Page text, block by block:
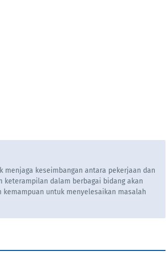
keseimbangan antara pekerjaan dan
keterampilan dalam berbagai bidang akan
untuk menyelesaikan masalah